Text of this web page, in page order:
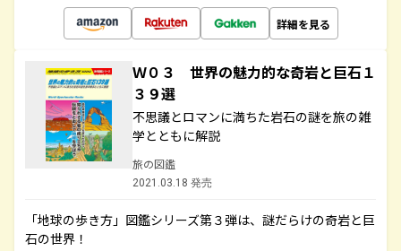
詳細を見る
Ｗ０３ 世界の魅力的な奇岩と巨石１
３９選
不思議とロマンに満ちた岩石の謎を旅の雑
学とともに解説
旅の図鑑
2021.03.18 発売
「地球の歩き方」図鑑シリーズ第３弾は、謎だらけの奇岩と巨
石の世界！